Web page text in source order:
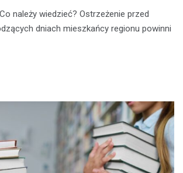
należy wiedzieć? Ostrzeżenie przed
dniach mieszkańcy regionu powinni